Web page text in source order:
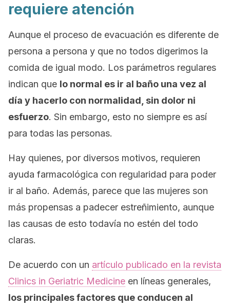
requiere atención
Aunque el proceso de evacuación es diferente de
persona a persona y que no todos digerimos la
comida de igual modo. Los parámetros regulares
indican que lo normal es ir al baño una vez al
día y hacerlo con normalidad, sin dolor ni
esfuerzo. Sin embargo, esto no siempre es así
para todas las personas.
Hay quienes, por diversos motivos, requieren
ayuda farmacológica con regularidad para poder
ir al baño. Además, parece que las mujeres son
más propensas a padecer estreñimiento, aunque
las causas de esto todavía no estén del todo
claras.
De acuerdo con un artículo publicado en la revista
Clinics in Geriatric Medicine en líneas generales,
los principales factores que conducen al